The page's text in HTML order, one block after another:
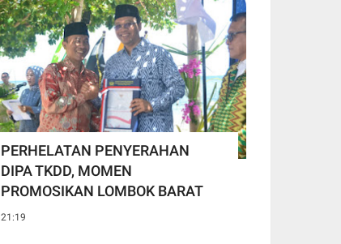
PERHELATAN PENYERAHAN
DIPA TKDD, MOMEN
PROMOSIKAN LOMBOK BARAT
21:19